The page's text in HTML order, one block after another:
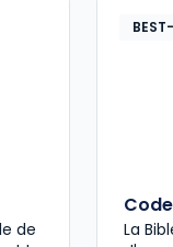
de
La